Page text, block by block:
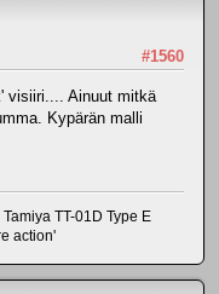
#1560
visiiri.... Ainuut mitkä
Kypärän malli
Tamiya TT-01D Type E
action'